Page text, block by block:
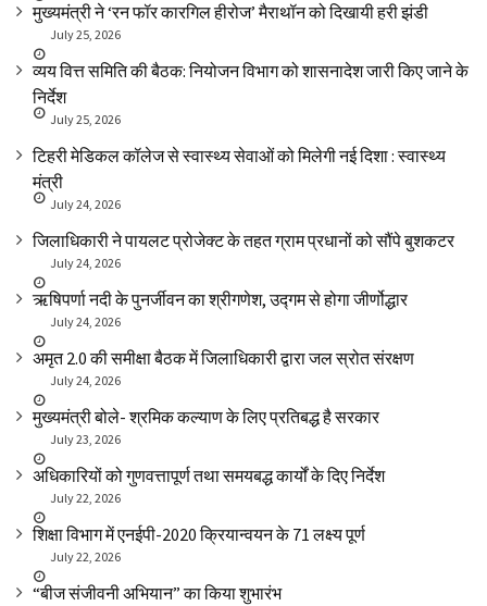
मुख्यमंत्री ने ‘रन फॉर कारगिल हीरोज’ मैराथॉन को दिखायी हरी झंडी
July 25, 2026
व्यय वित्त समिति की बैठक: नियोजन विभाग को शासनादेश जारी किए जाने के
निर्देश
July 25, 2026
टिहरी मेडिकल कॉलेज से स्वास्थ्य सेवाओं को मिलेगी नई दिशा : स्वास्थ्य
मंत्री
July 24, 2026
जिलाधिकारी ने पायलट प्रोजेक्ट के तहत ग्राम प्रधानों को सौंपे बुशकटर
July 24, 2026
ऋषिपर्णा नदी के पुनर्जीवन का श्रीगणेश, उद्गम से होगा जीर्णोद्धार
July 24, 2026
अमृत 2.0 की समीक्षा बैठक में जिलाधिकारी द्वारा जल स्रोत संरक्षण
July 24, 2026
मुख्यमंत्री बोले- श्रमिक कल्याण के लिए प्रतिबद्ध है सरकार
July 23, 2026
अधिकारियों को गुणवत्तापूर्ण तथा समयबद्ध कार्यों के दिए निर्देश
July 22, 2026
शिक्षा विभाग में एनईपी-2020 क्रियान्वयन के 71 लक्ष्य पूर्ण
July 22, 2026
“बीज संजीवनी अभियान” का किया शुभारंभ